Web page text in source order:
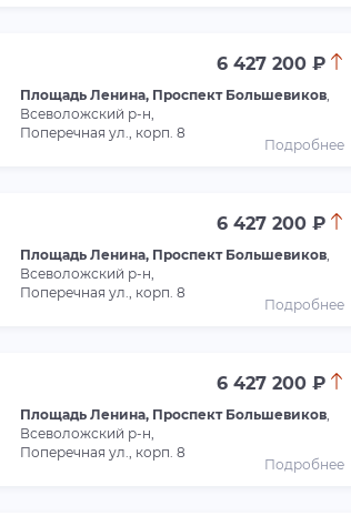
6 427 200 ₽
Площадь Ленина, Проспект Большевиков,
Всеволожский р-н,
Поперечная ул., корп. 8
Подробнее
6 427 200 ₽
Площадь Ленина, Проспект Большевиков,
Всеволожский р-н,
Поперечная ул., корп. 8
Подробнее
6 427 200 ₽
Площадь Ленина, Проспект Большевиков,
Всеволожский р-н,
Поперечная ул., корп. 8
Подробнее